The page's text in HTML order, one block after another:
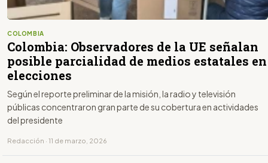
COLOMBIA
Colombia: Observadores de la UE señalan
posible parcialidad de medios estatales en
elecciones
Según el reporte preliminar de la misión, la radio y televisión
públicas concentraron gran parte de su cobertura en actividades
del presidente
Redacción · 11 de marzo, 2026